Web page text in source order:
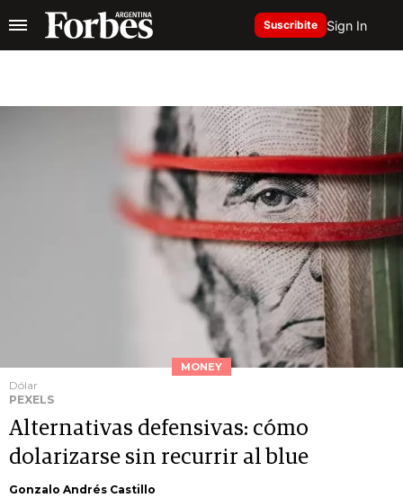
Suscribite Sign In
MONEY
Dólar
PEXELS
Alternativas defensivas: cómo
dolarizarse sin recurrir al blue
Gonzalo Andrés Castillo